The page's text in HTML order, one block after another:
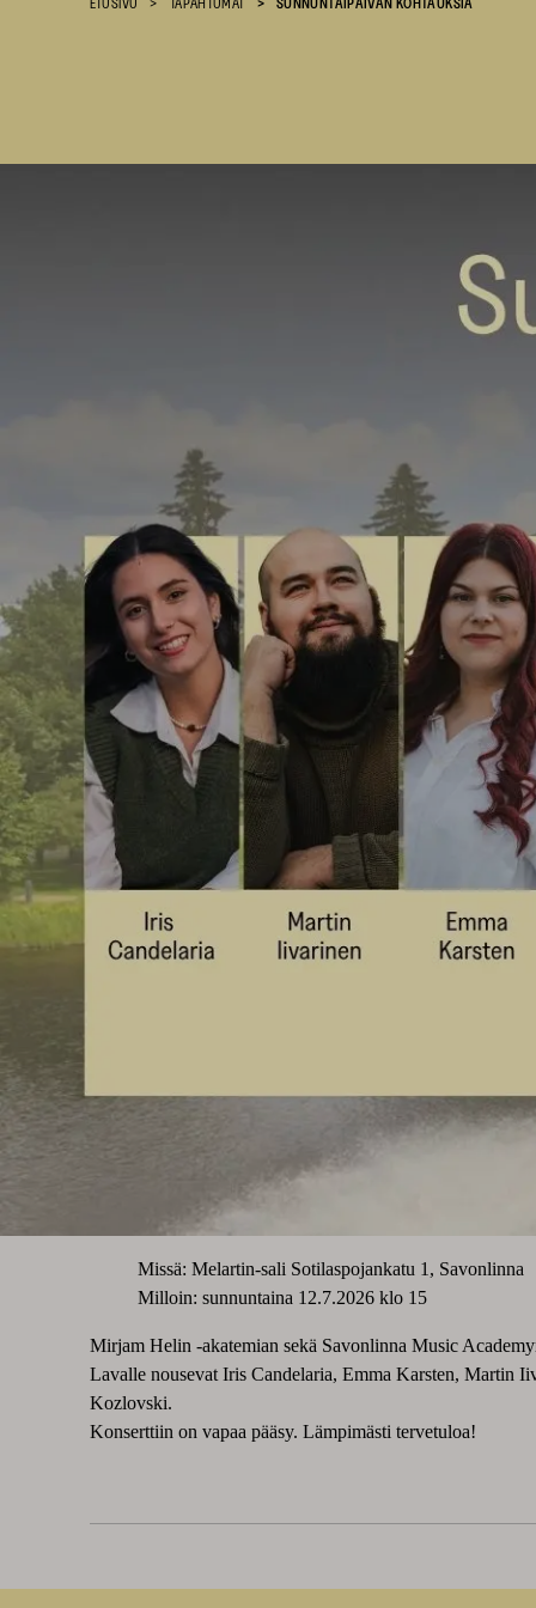
Missä: Melartin-sali Sotilaspojankatu 1, Savonlinna
Milloin: sunnuntaina 12.7.2026 klo 15
Mirjam Helin -akatemian sekä Savonlinna Music
Lavalle nousevat Iris Candelaria, Emma Karsten, Martin
Kozlovski.
Konserttiin on vapaa pääsy. Lämpimästi tervetuloa!